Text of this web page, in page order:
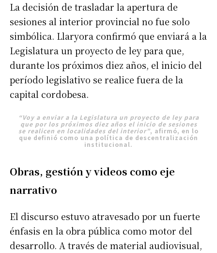
La decisión de trasladar la apertura de
sesiones al interior provincial no fue solo
simbólica. Llaryora confirmó que enviará a la
Legislatura un proyecto de ley para que,
durante los próximos diez años, el inicio del
período legislativo se realice fuera de la
capital cordobesa.
“Voy a enviar a la Legislatura un proyecto de ley para
que por los próximos diez años el inicio de sesiones
se realicen en localidades del interior”, afirmó, en lo
que definió como una política de descentralización
institucional.
Obras, gestión y videos como eje
narrativo
El discurso estuvo atravesado por un fuerte
énfasis en la obra pública como motor del
desarrollo. A través de material audiovisual,